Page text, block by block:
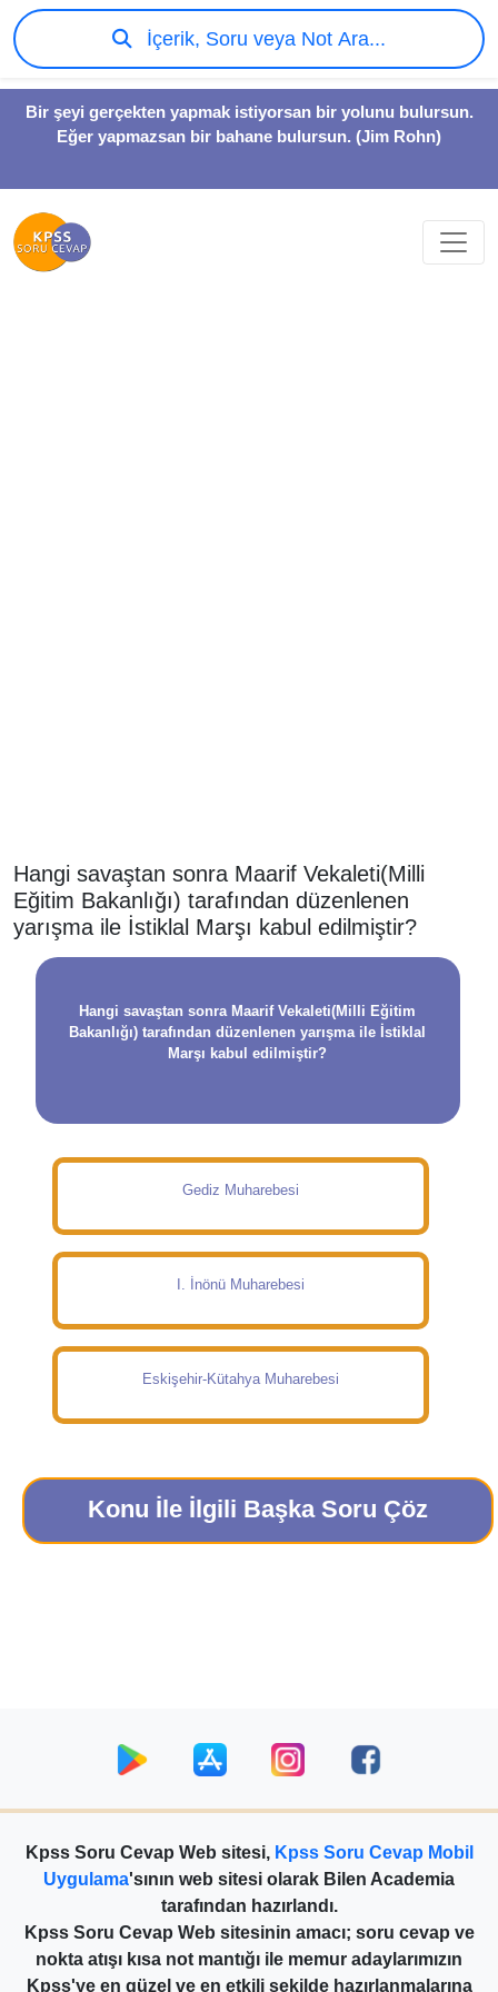
Bir şeyi gerçekten yapmak istiyorsan bir yolunu bulursun.
Eğer yapmazsan bir bahane bulursun. (Jim Rohn)
İçerik, Soru veya Not Ara...
Hangi savaştan sonra Maarif Vekaleti(Milli
Eğitim Bakanlığı) tarafından düzenlenen
yarışma ile İstiklal Marşı kabul edilmiştir?
Hangi savaştan sonra Maarif Vekaleti(Milli Eğitim
Bakanlığı) tarafından düzenlenen yarışma ile İstiklal
Marşı kabul edilmiştir?
Gediz Muharebesi
I. İnönü Muharebesi
Eskişehir-Kütahya Muharebesi
Konu İle İlgili Başka Soru Çöz
Kpss Soru Cevap Web sitesi, Kpss Soru Cevap Mobil
Uygulama'sının web sitesi olarak Bilen Academia
tarafından hazırlandı.
Kpss Soru Cevap Web sitesinin amacı; soru cevap ve
nokta atışı kısa not mantığı ile memur adaylarımızın
Kpss'ye en güzel ve en etkili şekilde hazırlanmalarına